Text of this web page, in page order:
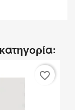
favorite_border